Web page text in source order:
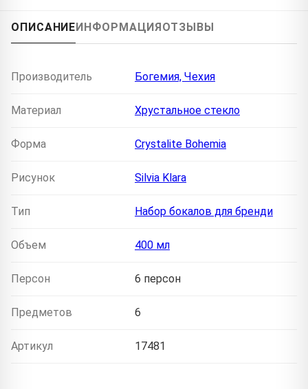
ОПИСАНИЕИНФОРМАЦИЯОТЗЫВЫ
Производитель Богемия, Чехия
Материал Хрустальное стекло
Форма Crystalite Bohemia
Рисунок Silvia Klara
Тип Набор бокалов для бренди
Объем 400 мл
Персон 6 персон
Предметов 6
Артикул 17481